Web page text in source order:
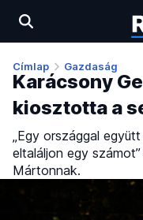
Címlap Gazdaság
Karácsony
kiosztotta a
„Egy országgal
eltaláljon egy
Mártonnak.